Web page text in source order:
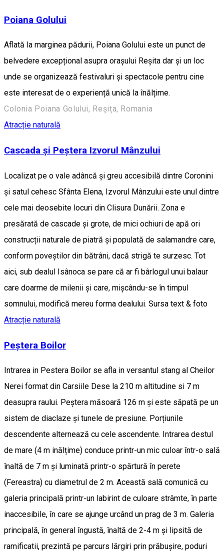
Poiana Golului
Aflată la marginea pădurii, Poiana Golului este un punct de
belvedere excepțional asupra orașului Reșita dar și un loc
unde se organizează festivaluri și spectacole pentru cine
este interesat de o experiență unică la înălțime.
Colonia Poiana Golului, Reșița, Romania
Atracție naturală
Cascada și Peștera Izvorul Mânzului
Localizat pe o vale adâncă și greu accesibilă dintre Coronini
și satul cehesc Sfânta Elena, Izvorul Mânzului este unul dintre
cele mai deosebite locuri din Clisura Dunării. Zona e
presărată de cascade și grote, de mici ochiuri de apă ori
construcții naturale de piatră și populată de salamandre care,
conform poveștilor din bătrâni, dacă strigă te surzesc. Tot
aici, sub dealul Isânoca se pare că ar fi bârlogul unui balaur
care doarme de milenii și care, mișcându-se în timpul
somnului, modifică mereu forma dealului. Sursa text & foto
Atracție naturală
Peștera Boilor
Intrarea in Pestera Boilor se afla in versantul stang al Cheilor
Nerei format din Carsiile Dese la 210 m altitudine si 7 m
deasupra raului. Peștera măsoară 126 m și este săpată pe un
sistem de diaclaze și tunele de presiune. Porțiunile
descendente alternează cu cele ascendente. Intrarea destul
de mare (4 m inălțime) conduce printr-un mic culoar într-o sală
înaltă de 7 m și luminată printr-o spărtură în perete
(Fereastra) cu diametrul de 2 m. Această sală comunică cu
galeria principală printr-un labirint de culoare strâmte, în parte
inaccesibile, în care se ajunge urcând un prag de 3 m. Galeria
principală, în general îngustă, înaltă de 2-4 m și lipsită de
ramificatii, prezintă pe parcurs lărgiri prin prăbușire, poduri